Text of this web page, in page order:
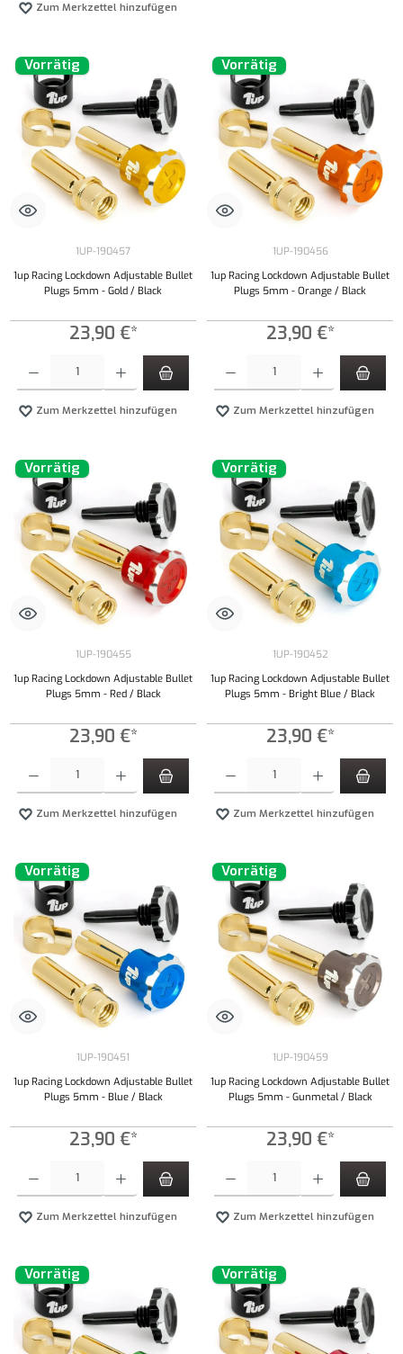
Zum Merkzettel hinzufügen
Vorrätig
1UP-190457
1up Racing Lockdown Adjustable Bullet
Plugs 5mm - Gold / Black
23,90 €*
Zum Merkzettel hinzufügen
Vorrätig
1UP-190456
1up Racing Lockdown Adjustable Bullet
Plugs 5mm - Orange / Black
23,90 €*
Zum Merkzettel hinzufügen
Vorrätig
1UP-190455
1up Racing Lockdown Adjustable Bullet
Plugs 5mm - Red / Black
23,90 €*
Zum Merkzettel hinzufügen
Vorrätig
1UP-190452
1up Racing Lockdown Adjustable Bullet
Plugs 5mm - Bright Blue / Black
23,90 €*
Zum Merkzettel hinzufügen
Vorrätig
1UP-190451
1up Racing Lockdown Adjustable Bullet
Plugs 5mm - Blue / Black
23,90 €*
Zum Merkzettel hinzufügen
Vorrätig
1UP-190459
1up Racing Lockdown Adjustable Bullet
Plugs 5mm - Gunmetal / Black
23,90 €*
Zum Merkzettel hinzufügen
Vorrätig Vorrätig